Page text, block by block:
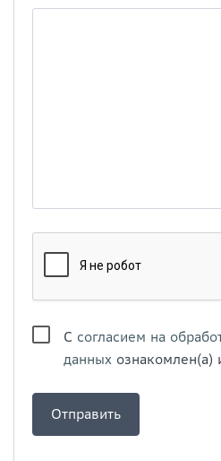
С согласием на
данных ознакомлен(а)